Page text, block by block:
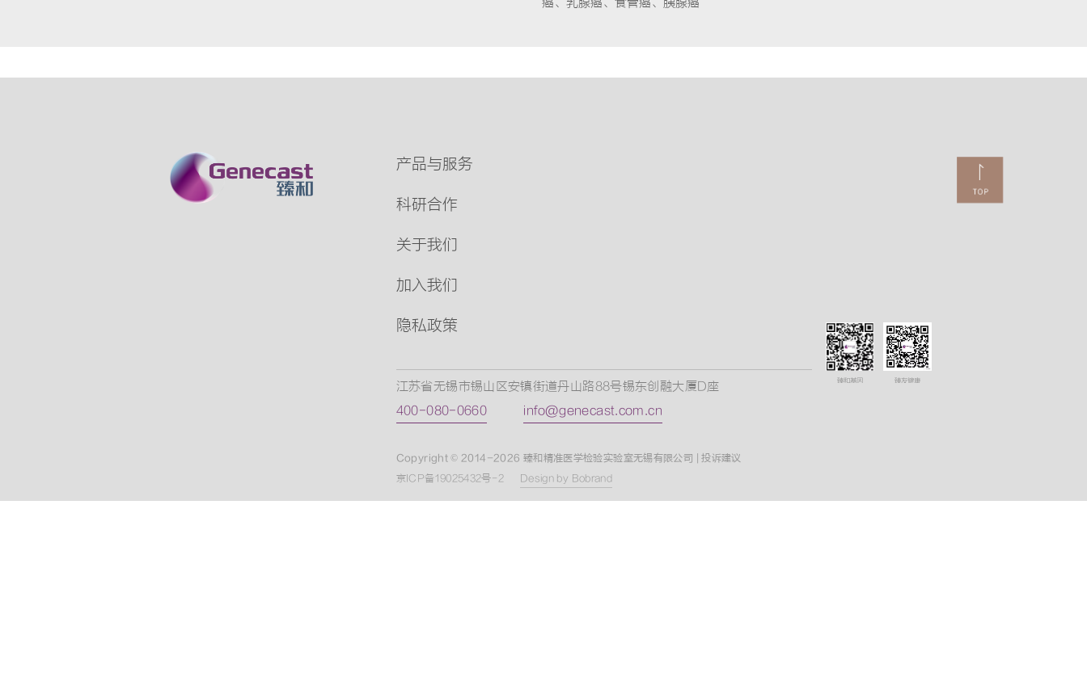
癌、乳腺癌、食管癌、胰腺癌
产品与服务
科研合作
关于我们
加入我们
隐私政策
江苏省无锡市锡山区安镇街道丹山路88号锡东创融大厦D座
400-080-0660
info@genecast.com.cn
Copyright © 2014-2026 臻和精准医学检验实验室无锡有限公司
| 投诉建议
京ICP备19025432号-2
Design by Bobrand
臻和基因 臻友健康